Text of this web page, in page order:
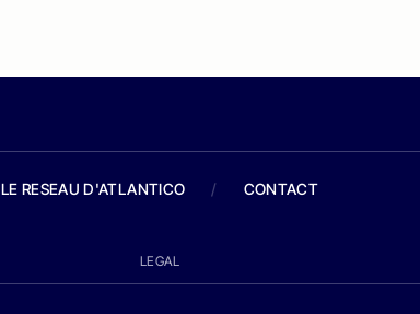
LE RESEAU D'ATLANTICO / CONTACT
LEGAL